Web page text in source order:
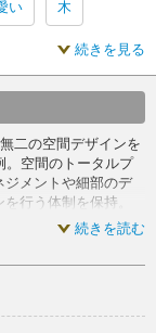
い 木
ナチュラル 内装
木 スケルトン
続きを見る
二の空間デザインを
。空間のトータルプ
ジメントや細部のデ
行う体制を保持。
立ち一緒に事業構想
脇の路地に入ったと
続きを読む